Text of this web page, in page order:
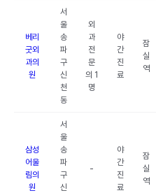
베리
굿외
과의
원
서
울
송
파
구
신
천
동
외
과
전
문
의 1
명
야
간
진
료
잠
실
역
삼성
어울
림의
원
서
울
송
파
구
신
-
야
간
진
료
잠
실
역